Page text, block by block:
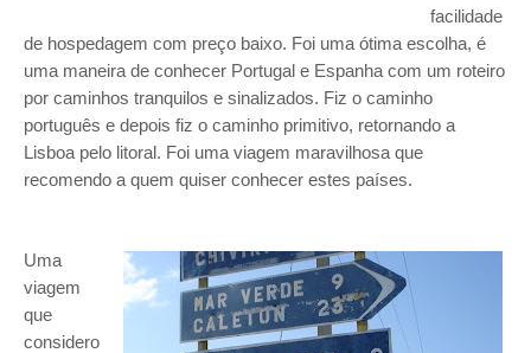
facilidade
de hospedagem com preço baixo. Foi uma ótima escolha, é
uma maneira de conhecer Portugal e Espanha com um roteiro
por caminhos tranquilos e sinalizados. Fiz o caminho
português e depois fiz o caminho primitivo, retornando a
Lisboa pelo litoral. Foi uma viagem maravilhosa que
recomendo a quem quiser conhecer estes países.
Uma
viagem
que
considero